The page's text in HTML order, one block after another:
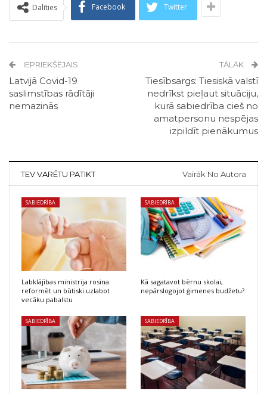
Dalīties Facebook Twitter
IEPRIEKŠĒJAIS
Latvijā Covid-19
saslimstības rādītāji
nemazinās
TĀLĀK
Tiesībsargs: Tiesiskā valstī
nedrīkst pieļaut situāciju,
kurā sabiedrība cieš no
amatpersonu nespējas
izpildīt pienākumus
TEV VARĒTU PATIKT Vairāk No Autora
SABIEDRĪBA
Labklājības ministrija rosina
reformēt un būtiski uzlabot
vecāku pabalstu
SABIEDRĪBA
Kā sagatavot bērnu skolai,
nepārslogojot ģimenes budžetu?
SABIEDRĪBA SABIEDRĪBA